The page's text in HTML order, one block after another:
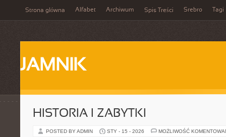
Strona główna Alfabet Archiwum Spis Treści Srebro Tagi
JAMNIK
HISTORIA I ZABYTKI
POSTED BY ADMIN STY - 15 - 2026 MOŻLIWOŚĆ